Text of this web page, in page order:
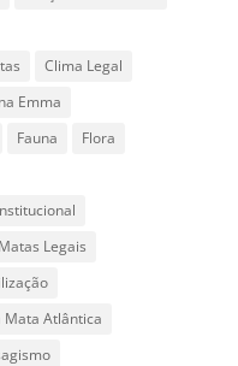
Clima Legal
Emma
Fauna
Flora
Matas Legais
Mata Atlântica